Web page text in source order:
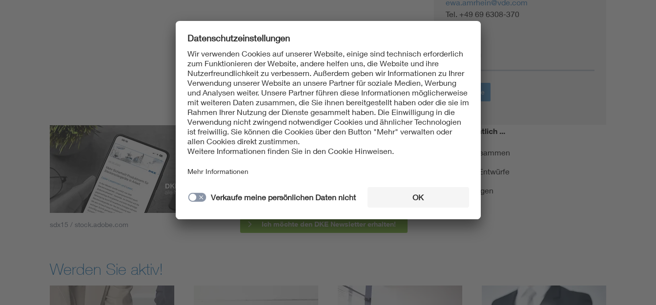
ewa.amrhein@vde.com
Tel. +49 69 6308-370
Themen
Werkstoffe
sdx15 / stock.adobe.com
Mit unserem DKE Newsletter sind Sie immer top informiert! Monatlich ...
fassen wir die wichtigsten Entwicklungen in der Normung kurz zusammen
berichten wir über aktuelle Arbeitsergebnisse, Publikationen und Entwürfe
informieren wir Sie bereits frühzeitig über zukünftige Veranstaltungen
Ich möchte den DKE Newsletter erhalten!
Werden Sie aktiv!